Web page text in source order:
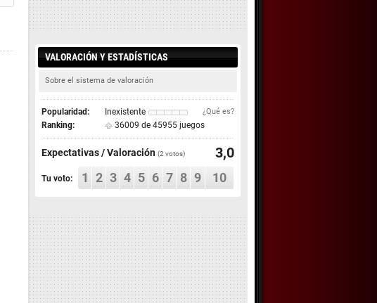
VALORACIÓN Y ESTADÍSTICAS
Sobre el sistema de valoración
Popularidad: Inexistente ¿Qué es?
Ranking: 36009 de 45955 juegos
Expectativas / Valoración (2 votos) 3,0
Tu voto: 1 2 3 4 5 6 7 8 9 10